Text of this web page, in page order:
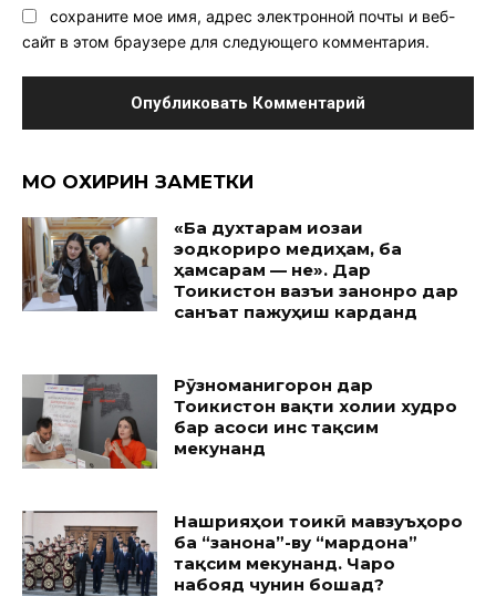
сохраните мое имя, адрес электронной почты и веб-
сайт в этом браузере для следующего комментария.
МО ОХИРИН ЗАМЕТКИ
«Ба духтарам иҷозаи
эҷодкориро медиҳам, ба
ҳамсарам — не». Дар
Тоҷикистон вазъи занонро дар
санъат пажуҳиш карданд
Рӯзноманигорон дар
Тоҷикистон вақти холии худро
бар асоси ҷинс тақсим
мекунанд
Нашрияҳои тоҷикӣ мавзуъҳоро
ба “занона”-ву “мардона”
тақсим мекунанд. Чаро
набояд чунин бошад?